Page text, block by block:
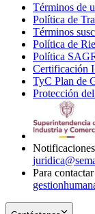
Términos de
Política de
Términos
Política de
Política
Certificación
TyC Plan de
Protección
Para